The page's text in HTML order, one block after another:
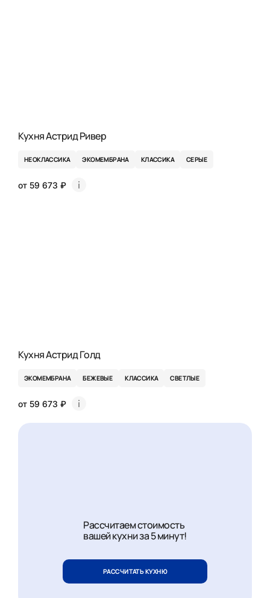
Кухня Астрид Ривер
НЕОКЛАССИКА ЭКОМЕМБРАНА КЛАССИКА СЕРЫЕ
от 59 673 ₽
Кухня Астрид Голд
ЭКОМЕМБРАНА БЕЖЕВЫЕ КЛАССИКА СВЕТЛЫЕ
от 59 673 ₽
Рассчитаем стоимость
вашей кухни за 5 минут!
РАССЧИТАТЬ КУХНЮ